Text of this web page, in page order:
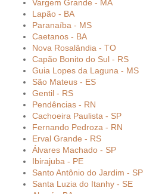
Vargem Grande - MA
Lapão - BA
Paranaíba - MS
Caetanos - BA
Nova Rosalândia - TO
Capão Bonito do Sul - RS
Guia Lopes da Laguna - MS
São Mateus - ES
Gentil - RS
Pendências - RN
Cachoeira Paulista - SP
Fernando Pedroza - RN
Erval Grande - RS
Álvares Machado - SP
Ibirajuba - PE
Santo Antônio do Jardim - SP
Santa Luzia do Itanhy - SE